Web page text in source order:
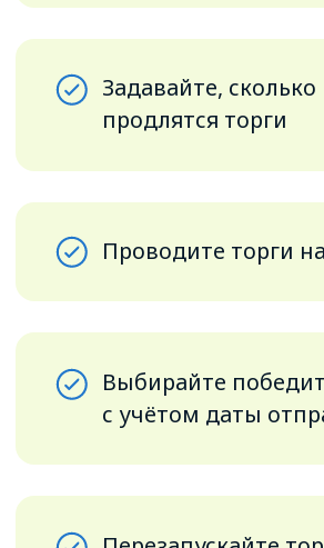
+ Стелс
Биржа ATI.SU
На Бирже тоже можно запускать
от нежелательных участников,
обязательно включайте Стелс
За 7 уроков от 5 до 20 минут
как создать свою площадку
Научитесь проводить
торги на бесплатном курсе
от Академии ATI.SU